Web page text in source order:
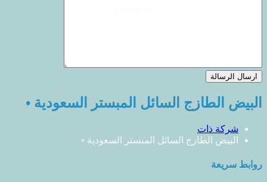
البيض الطازج السائل المبستر السعودية •
شركة ذات
البيض الطازج السائل المبستر السعودية •
روابط سريعة